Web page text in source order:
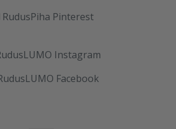
RudusPiha Pinterest
Instagram
Facebook